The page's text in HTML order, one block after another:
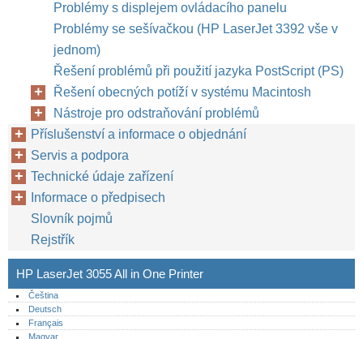
Problémy s displejem ovládacího panelu
Problémy se sešívačkou (HP LaserJet 3392 vše v
jednom)
Řešení problémů při použití jazyka PostScript (PS)
Řešení obecných potíží v systému Macintosh
Nástroje pro odstraňování problémů
Příslušenství a informace o objednání
Servis a podpora
Technické údaje zařízení
Informace o předpisech
Slovník pojmů
Rejstřík
HP LaserJet 3055 All in One Printer
Čeština
Deutsch
Français
Magyar